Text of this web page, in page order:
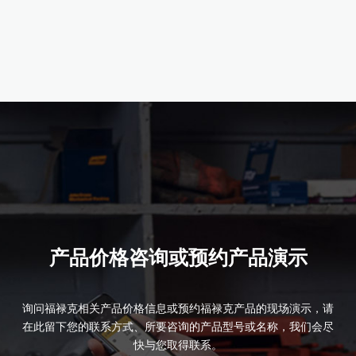
产品价格咨询或预约产品演示
询问福禄克相关产品价格信息或预约福禄克产品的现场演示，请
在此留下您的联系方式、所要咨询的产品型号或名称，我们会尽
快与您取得联系。